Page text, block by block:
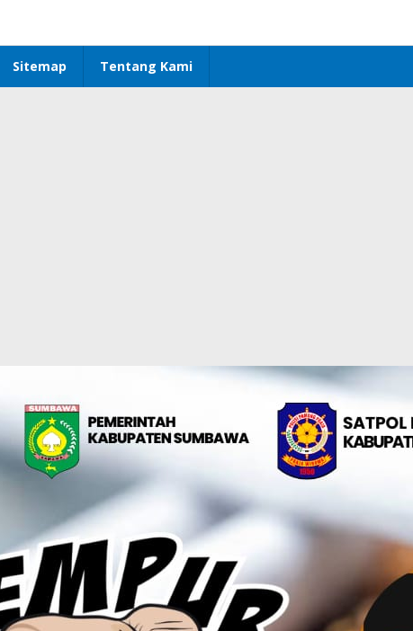
Sitemap Tentang Kami